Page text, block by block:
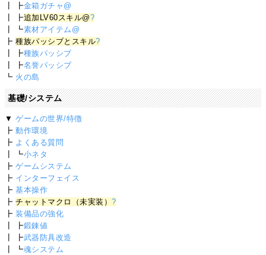
┃ ┣金箱ガチャ@
┃ ┣追加LV60スキル@?
┃ ┗素材アイテム@
┣種族パッシブとスキル?
┃ ┣種族パッシブ
┃ ┣名誉パッシブ
┗ 火の島
基礎/システム
▼ゲームの世界/特徴
┣動作環境
┣ よくある質問
┃ ┗小ネタ
┣ゲームシステム
┣ インターフェイス
┣基本操作
┣チャットマクロ（未実装）?
┣装備品の強化
┃ ┣鍛錬値
┃ ┣武器防具改造
┃ ┗魂システム